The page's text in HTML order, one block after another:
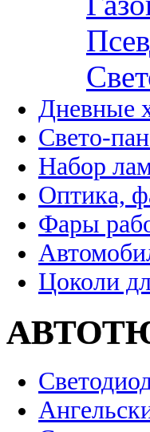
Дневные
Свето-
Набор
Оптика,
Фары
Цоколи